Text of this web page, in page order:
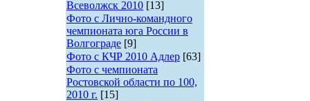
Всеволжск 2010 [13]
Фото с Лично-командного
чемпионата юга России в
Волгограде [9]
Фото с КЧР 2010 Адлер [63]
Фото с чемпионата
Ростовской области по 100,
2010 г. [15]